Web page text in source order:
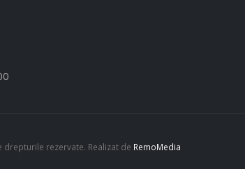
drepturile rezervate. Realizat de RemoMedia